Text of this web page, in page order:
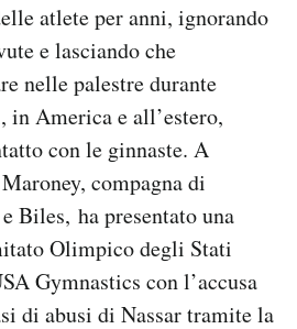
atlete per anni, ignorando
e lasciando che
nelle palestre durante
in America e all’estero,
con le ginnaste. A
compagna di
Biles, ha presentato una
Olimpico degli Stati
Gymnastics con l’accusa
di abusi di Nassar tramite la